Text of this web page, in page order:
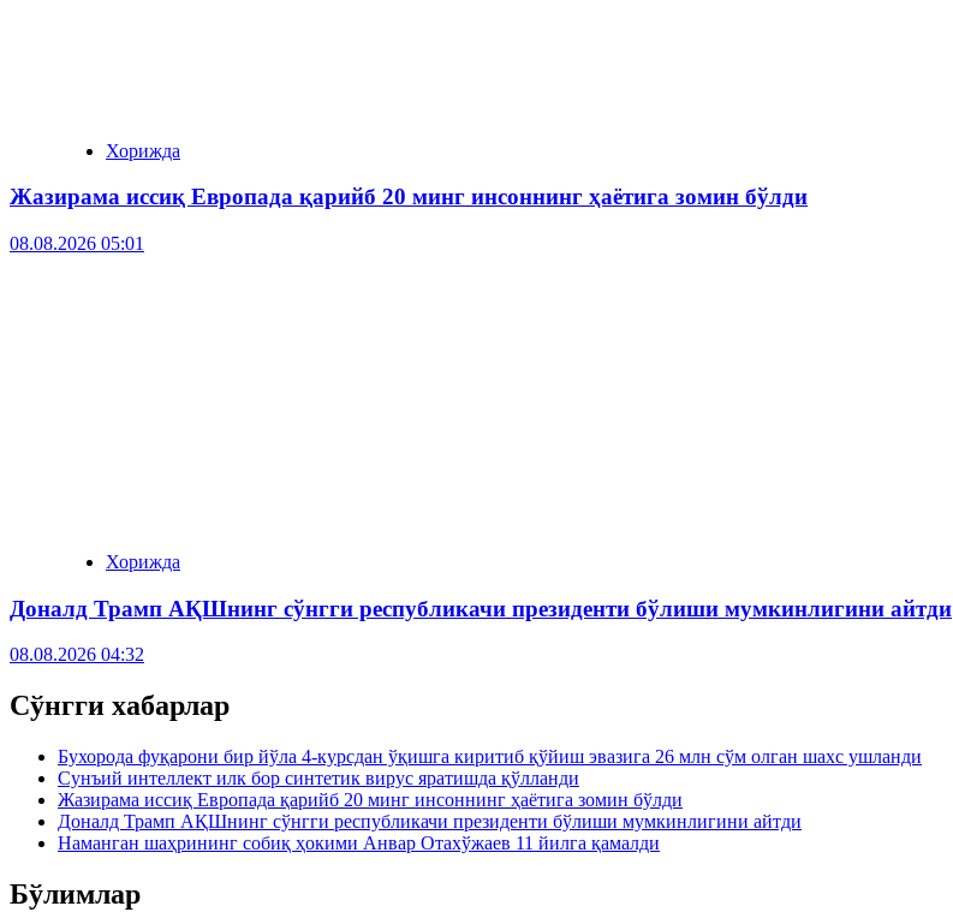
Хорижда
Жазирама иссиқ Европада қарийб 20 минг инсоннинг ҳаётига зомин бўлди
08.08.2026 05:01
Хорижда
Доналд Трамп АҚШнинг сўнгги республикачи президенти бўлиши мумкинлигини айтди
08.08.2026 04:32
Сўнгги хабарлар
Бухорода фуқарони бир йўла 4-курсдан ўқишга киритиб қўйиш эвазига 26 млн сўм олган шахс ушланди
Сунъий интеллект илк бор синтетик вирус яратишда қўлланди
Жазирама иссиқ Европада қарийб 20 минг инсоннинг ҳаётига зомин бўлди
Доналд Трамп АҚШнинг сўнгги республикачи президенти бўлиши мумкинлигини айтди
Наманган шаҳрининг собиқ ҳокими Анвар Отахўжаев 11 йилга қамалди
Бўлимлар